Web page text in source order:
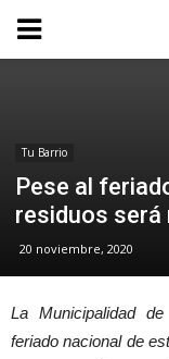
Tu Barrio
Pese al
residuos será
20 noviembre, 2020
La Municipalidad
feriado nacional de